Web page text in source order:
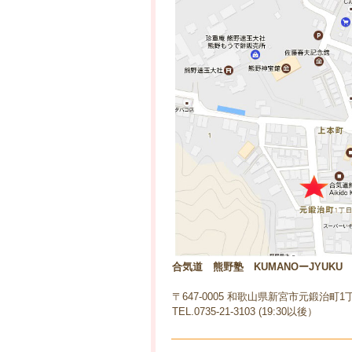
合気道 熊野塾 KUMANOーJYUKU
〒647-0005 和歌山県新宮市元鍛治町1
TEL.0735-21-3103 (19:30以後）